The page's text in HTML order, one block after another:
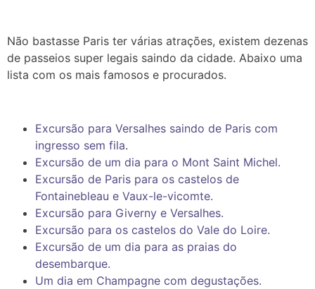
Não bastasse Paris ter várias atrações, existem dezenas
de passeios super legais saindo da cidade. Abaixo uma
lista com os mais famosos e procurados.
Excursão para Versalhes saindo de Paris com
ingresso sem fila.
Excursão de um dia para o Mont Saint Michel.
Excursão de Paris para os castelos de
Fontainebleau e Vaux-le-vicomte.
Excursão para Giverny e Versalhes.
Excursão para os castelos do Vale do Loire.
Excursão de um dia para as praias do
desembarque.
Um dia em Champagne com degustações.